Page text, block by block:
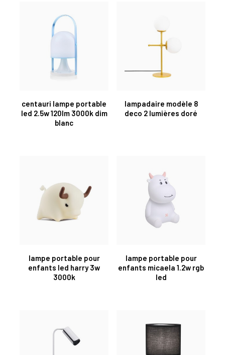
centauri lampe portable
led 2.5w 120lm 3000k dim
blanc
lampadaire modèle 8
deco 2 lumières doré
lampe portable pour
enfants led harry 3w
3000k
lampe portable pour
enfants micaela 1.2w rgb
led